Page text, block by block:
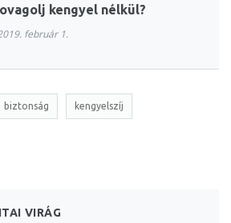
kengyel nélkül?
február 1.
biztonság kengyelszíj
VIRÁG